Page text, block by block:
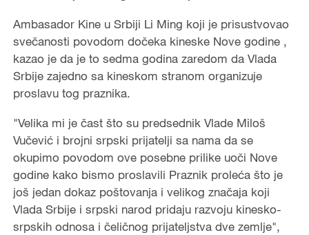
Ambasador Kine u Srbiji Li Ming koji je prisustvovao
svečanosti povodom dočeka kineske Nove godine ,
kazao je da je to sedma godina zaredom da Vlada
Srbije zajedno sa kineskom stranom organizuje
proslavu tog praznika.
"Velika mi je čast što su predsednik Vlade Miloš
Vučević i brojni srpski prijatelji sa nama da se
okupimo povodom ove posebne prilike uoči Nove
godine kako bismo proslavili Praznik proleća što je
još jedan dokaz poštovanja i velikog značaja koji
Vlada Srbije i srpski narod pridaju razvoju kinesko-
srpskih odnosa i čeličnog prijateljstva dve zemlje",